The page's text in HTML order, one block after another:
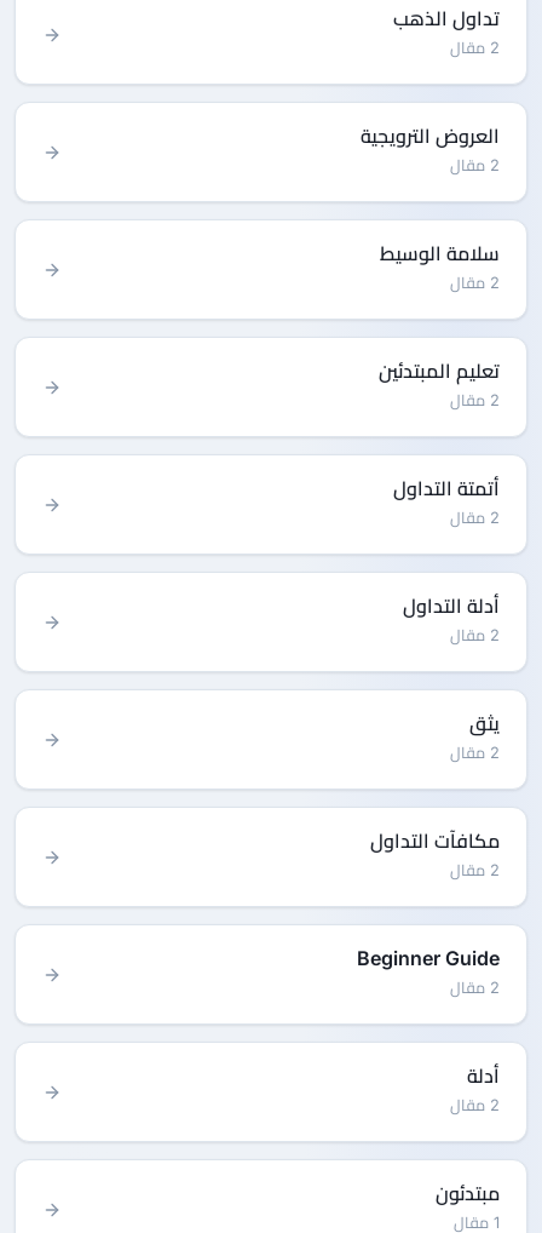
تداول الذهب
2 مقال
العروض الترويجية
2 مقال
سلامة الوسيط
2 مقال
تعليم المبتدئين
2 مقال
أتمتة التداول
2 مقال
أدلة التداول
2 مقال
يثق
2 مقال
مكافآت التداول
2 مقال
Beginner Guide
2 مقال
أدلة
2 مقال
مبتدئون
1 مقال